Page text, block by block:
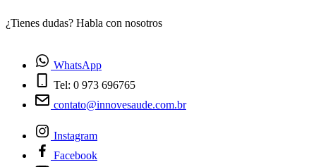
¿Tienes dudas? Habla con nosotros
WhatsApp
Tel: 0 973 696765
contato@innovesaude.com.br
Instagram
Facebook